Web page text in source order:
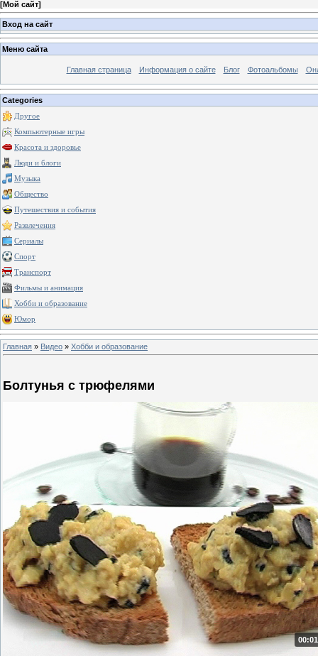
[Мой сайт]
Вход на сайт
Меню сайта
Главная страница Информация о сайте Блог Фотоальбомы
Categories
Другое
Компьютерные игры
Красота и здоровье
Люди и блоги
Музыка
Общество
Путешествия и события
Развлечения
Сериалы
Спорт
Транспорт
Фильмы и анимация
Хобби и образование
Юмор
Главная » Видео » Хобби и образование
Болтунья с трюфелями